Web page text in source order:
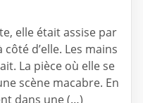
elle était assise par
d’elle. Les mains
La pièce où elle se
scène macabre. En
dans une (…)